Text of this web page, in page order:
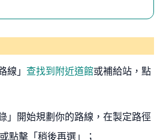
」 查找到附近道館或補給站，點
」開始規劃你的路線，在製定路徑
點擊「稍後再選」；